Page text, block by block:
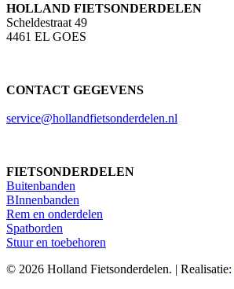
HOLLAND FIETSONDERDELEN
Scheldestraat 49
4461 EL GOES
CONTACT GEGEVENS
service@hollandfietsonderdelen.nl
FIETSONDERDELEN
Buitenbanden
BInnenbanden
Rem en onderdelen
Spatborden
Stuur en toebehoren
© 2026 Holland Fietsonderdelen. | Realisatie: